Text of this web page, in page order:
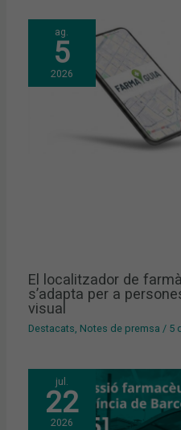
ag.
5
2026
El localitzador de
s’adapta per a
visual
Destacats, Notes de premsa / 5
jul.
22
2026